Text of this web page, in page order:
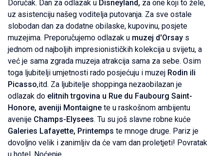
Doručak. Dan za odlazak u Disneyland, za one koji to žele,
uz asistenciju našeg voditelja putovanja. Za sve ostale
slobodan dan za dodatne obilaske, kupovinu, posjete
muzejima. Preporučujemo odlazak u muzej d'Orsay s
jednom od najboljih impresionističkih kolekcija u svijetu, a
već je sama zgrada muzeja atrakcija sama za sebe. Osim
toga ljubitelji umjetnosti rado posjećuju i muzej Rodin ili
Picasso,itd. Za ljubitelje shoppinga nezaobilazan je
odlazak do elitnih trgovina u Rue du Faubourg Saint-
Honore, aveniji Montaigne te u raskošnom ambijentu
avenije Champs-Elysees. Tu su još slavne robne kuće
Galeries Lafayette, Printemps te mnoge druge. Pariz je
dovoljno velik i zanimljiv da će vam dan proletjeti! Povratak
u hotel. Noćenje.